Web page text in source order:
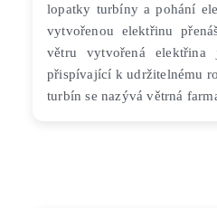
lopatky turbíny a pohání
vytvořenou elektřinu
větru vytvořená elektřina
přispívající k udržitelnému
turbín se nazývá větrná